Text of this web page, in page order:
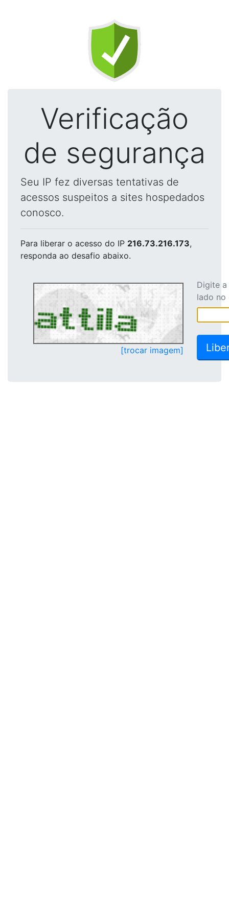
Verificação
de segurança
Seu IP fez diversas tentativas de
acessos suspeitos a sites hospedados
conosco.
Para liberar o acesso do IP 216.73.216.173,
responda ao desafio abaixo.
[trocar imagem]
Digite
lado no